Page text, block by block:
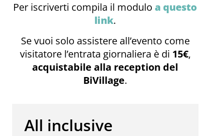
Per iscriverti compila il moduloa questo
link.
Se vuoi solo assistere all’evento come
visitatore l’entrata giornaliera è di 15€,
acquistabile alla reception del
BiVillage.
All inclusive